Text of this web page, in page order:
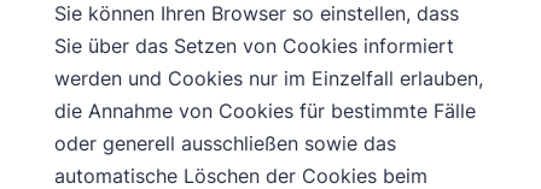
Sie können Ihren Browser so einstellen, dass
Sie über das Setzen von Cookies informiert
werden und Cookies nur im Einzelfall erlauben,
die Annahme von Cookies für bestimmte Fälle
oder generell ausschließen sowie das
automatische Löschen der Cookies beim